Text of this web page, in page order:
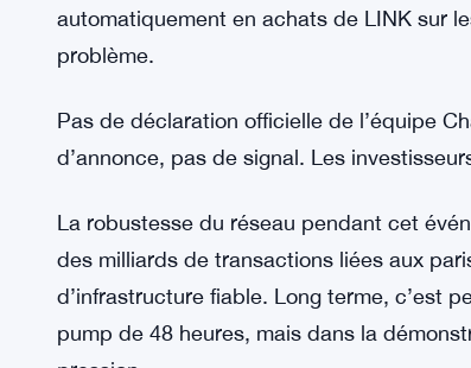
Pour Chainlink spécifiquement, le modèle
réseau et à la rémunération des
nécessairement besoin d’acheter du
ont besoin, et leur demande est plus
Donc le volume de paris du Mondial,
automatiquement en achats de LINK sur
problème.